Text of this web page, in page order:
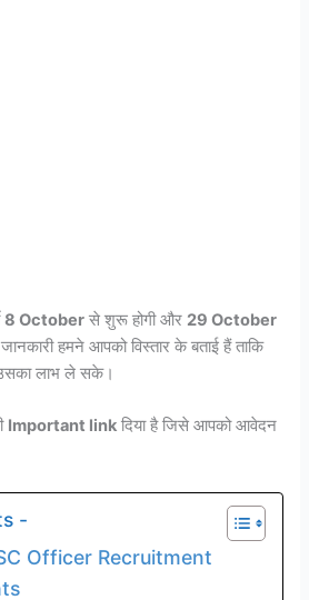
8 October से शुरू होगी और 29 October
हमने आपको विस्तार के बताई हैं ताकि
लाभ ले सके।
Important link दिया है जिसे आपको आवेदन
-
Officer Recruitment